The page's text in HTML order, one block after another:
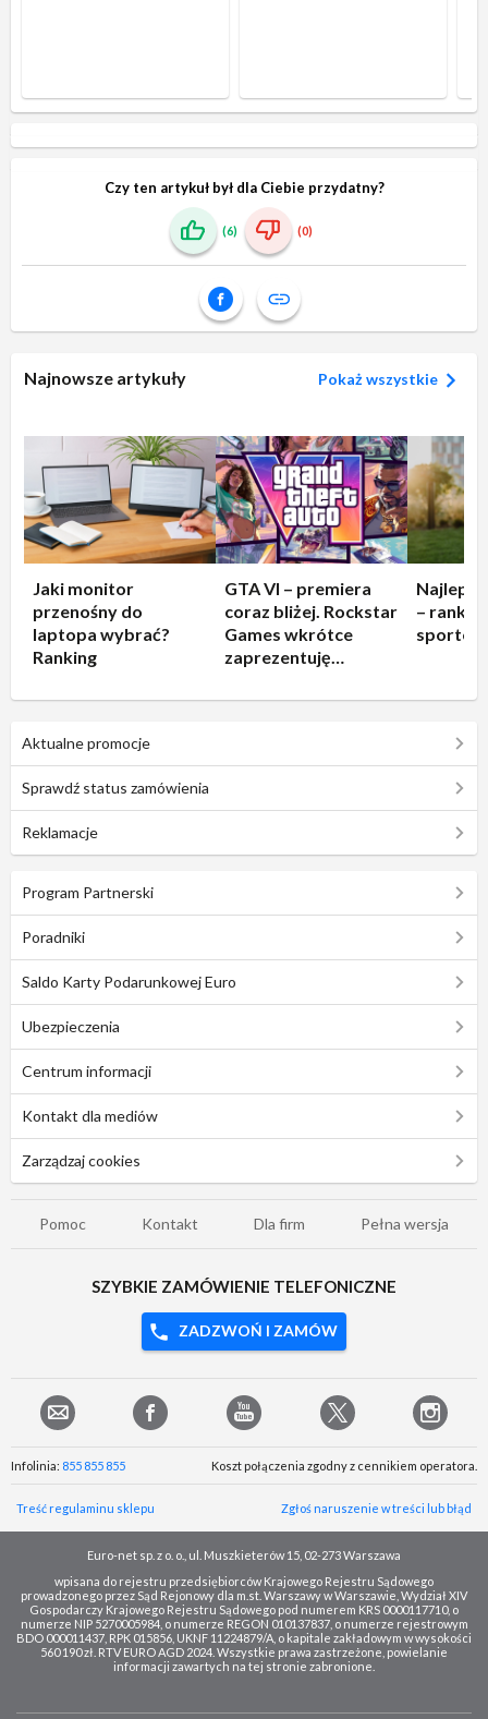
Czy ten artykuł był dla Ciebie przydatny?
(6) (0)
Najnowsze artykuły Pokaż wszystkie
Jaki monitor
przenośny do
laptopa wybrać?
Ranking
GTA VI – premiera
coraz bliżej. Rockstar
Games wkrótce
zaprezentuję
–
Aktualne promocje
Sprawdź status zamówienia
Reklamacje
Program Partnerski
Poradniki
Saldo Karty Podarunkowej Euro
Ubezpieczenia
Centrum informacji
Kontakt dla mediów
Zarządzaj cookies
Pomoc Kontakt Dla firm Pełna wersja
SZYBKIE ZAMÓWIENIE TELEFONICZNE
ZADZWOŃ I ZAMÓW
Infolinia: 855 855 855 Koszt połączenia zgodny z cennikiem operatora.
Treść regulaminu sklepu Zgłoś naruszenie w treści lub błąd
Euro-net sp. z o. o., ul. Muszkieterów 15, 02-273 Warszawa
wpisana do rejestru przedsiębiorców Krajowego Rejestru Sądowego
prowadzonego przez Sąd Rejonowy dla m.st. Warszawy w Warszawie, Wydział XIV
Gospodarczy Krajowego Rejestru Sądowego pod numerem KRS 0000117710, o
numerze NIP 5270005984, o numerze REGON 010137837, o numerze rejestrowym
BDO 000011437, RPK 015856, UKNF 11224879/A, o kapitale zakładowym w wysokości
560 190 zł. RTV EURO AGD 2024. Wszystkie prawa zastrzeżone, powielanie
informacji zawartych na tej stronie zabronione.